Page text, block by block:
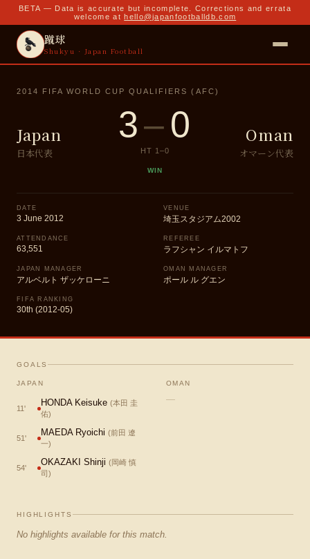
BETA — Data is accurate but incomplete. Corrections and errata
welcome at hello@japanfootballdb.com
蹴球
Shukyu · Japan Football
2014 FIFA WORLD CUP QUALIFIERS (AFC)
Japan
日本代表
3–0
HT 1 –0
WIN
Oman
オマーン代表
DATE
3 June 2012
VENUE
埼玉スタジアム2002
ATTENDANCE
63,551
REFEREE
ラフシャン イルマトフ
JAPAN MANAGER
アルベルト ザッケローニ
OMAN MANAGER
ポール ル グエン
FIFA RANKING
30th (2012-05)
GOALS
JAPAN
11'
HONDA Keisuke (本田 圭
佑)
51'
MAEDA Ryoichi (前田 遼
一)
54'
OKAZAKI Shinji (岡崎 慎
司 )
OMAN
—
HIGHLIGHTS
No highlights available for this match.